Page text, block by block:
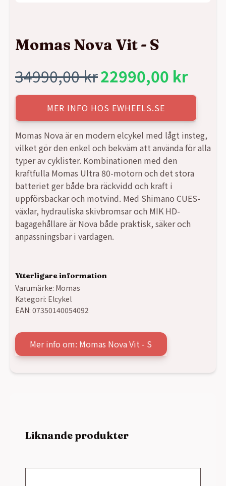
Momas Nova Vit - S
34990,00kr
Det
ursprungliga
priset
var:
34990,00 kr.
22990,00 kr
Det
nuvarande
priset
är:
22990,00 kr.
MER INFO HOS EWHEELS.SE
Momas Nova är en modern elcykel med lågt insteg,
vilket gör den enkel och bekväm att använda för alla
typer av cyklister. Kombinationen med den
kraftfulla Momas Ultra 80-motorn och det stora
batteriet ger både bra räckvidd och kraft i
uppförsbackar och motvind. Med Shimano CUES-
växlar, hydrauliska skivbromsar och MIK HD-
bagagehållare är Nova både praktisk, säker och
anpassningsbar i vardagen.
Ytterligare information
Varumärke: Momas
Kategori: Elcykel
EAN: 07350140054092
Mer info om: Momas Nova Vit - S
Liknande produkter